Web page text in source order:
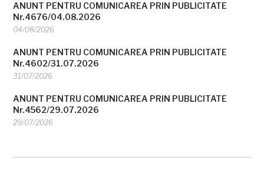
ANUNT PENTRU COMUNICAREA PRIN PUBLICITATE
Nr.4676/04.08.2026
04/08/2026
ANUNT PENTRU COMUNICAREA PRIN PUBLICITATE
Nr.4602/31.07.2026
31/07/2026
ANUNT PENTRU COMUNICAREA PRIN PUBLICITATE
Nr.4562/29.07.2026
29/07/2026